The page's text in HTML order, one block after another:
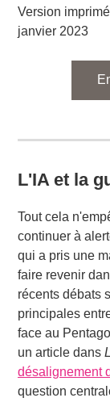
Version
janvier 2023
L'IA et la
Tout cela
continuer à
qui a pris une
faire revenir
récents débats
principales
face au
un article dans
désalignement
question